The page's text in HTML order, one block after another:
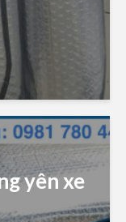
yên xe